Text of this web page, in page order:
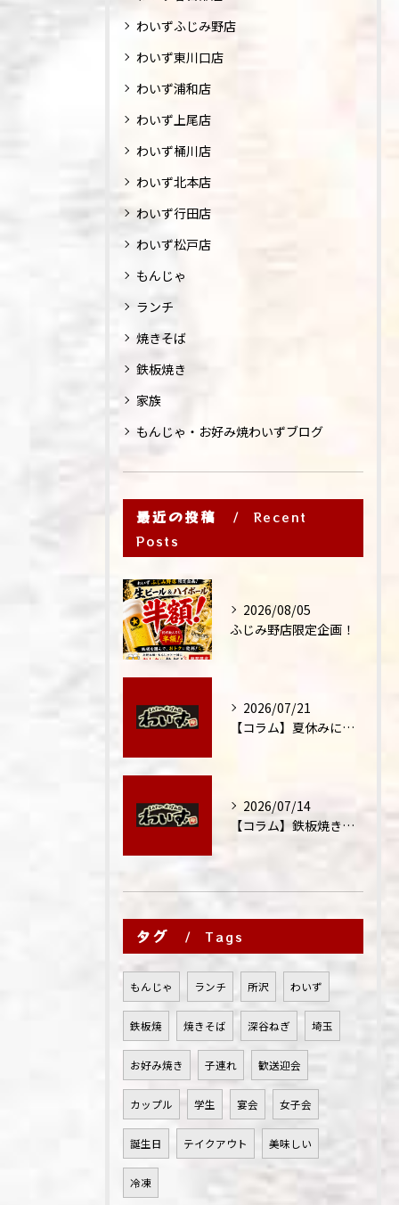
わいずふじみ野店
わいず東川口店
わいず浦和店
わいず上尾店
わいず桶川店
わいず北本店
わいず行田店
わいず松戸店
もんじゃ
ランチ
焼きそば
鉄板焼き
家族
もんじゃ・お好み焼わいずブログ
最近の投稿
Recent
Posts
2026/08/05
ふじみ野店限定企画！
2026/07/21
【コラム】夏休みに家族外食が増える理由
2026/07/14
【コラム】鉄板焼きが"コミュニケーション飯"と呼ばれる理由
タグ Tags
もんじゃ ランチ 所沢 わいず
鉄板焼 焼きそば 深谷ねぎ 埼玉
お好み焼き 子連れ 歓送迎会
カップル 学生 宴会 女子会
誕生日 テイクアウト 美味しい
冷凍